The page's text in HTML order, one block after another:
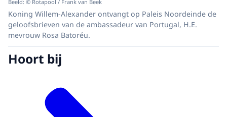
Beeld: © Rotapool / Frank van Beek
Koning Willem-Alexander ontvangt op Paleis Noordeinde de
geloofsbrieven van de ambassadeur van Portugal, H.E.
mevrouw Rosa Batoréu.
Hoort bij